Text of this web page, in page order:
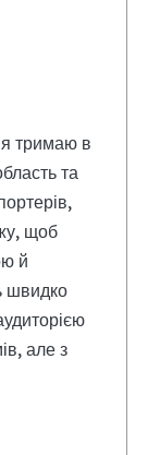
тримаю в
та
щоб
й
швидко
але з